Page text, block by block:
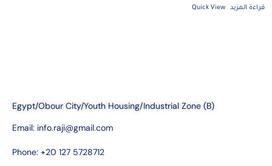
قراءة المزيد Quick View
Egypt/Obour City/Youth Housing/Industrial Zone (B)
Email: info.raji@gmail.com
Phone: +20 127 5728712